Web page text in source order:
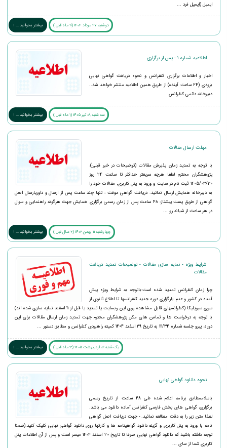
ایمیل (ایمیل فرد ...
دوشنبه 27 مرداد 1404 (11 ماه قبل ) بیشتر بخوانید ... !
اطلاعیه شماره ۱ - پس از برگزاری
اخبار و اطلاعات برگزاری کنفرانس و نحوه دریافت گواهی نهایی
بزودی (۲۴ ساعت آینده) از طریق همین اطلاعیه منتشر خواهد شد..
دبیرخانه دائمی کنفرانس
سه شنبه 09 تیر 1405 (1 ماه قبل ) بیشتر بخوانید ... !
مهلت ارسال مقالات
با توجه به تمدید زمان پذیرش مقالات (توضیحات در خبر قبلی)،
پژوهشگران محترم لطفا هرچه سریعتر حداکثر تا ساعت 24 روز
1405/03/30 ثبت نام در سایت و ورود به پنل کاربری، مقالات خود را
به دبیرخانه همایش ارسال نمائید. دریافت گواهی موقت : تنها چند ساعت پس از ارسال و داوریارسال اصل
گواهی از طریق پست پیشتاز: 48 ساعت پس از زمان رسمی برگزاری همایش جهت هرگونه راهنمایی و سوال
در هر ساعت از شبانه رو ...
چهارشنبه 11 بهمن 1402 (2 سال قبل ) بیشتر بخوانید ... !
شرایط ویژه - نمایه سازی مقالات - توضیحات تمدید دریافت
مقالات
چرا زمان کنفرانس تمدید شده است:باتوجه به شرایط ویژه پیش
آمده در کشور و عدم بارگزاری دوره جدید کنفرانسها تا اطلاع ثانوی از
سوی سیویلیکا (کنفرانسهای قابل مشاهده روی این وبسایت یا تمدید یا قبل از 11 اسفند نمایه سازی شده اند)
با توجه به درخواست ها و تماس های مکرر پژوهشگران محترم جهت تمدید زمان ارسال مقالات برای این
دوره، پیرو جلسه شماره 111/34 به تاریخ 29 اسفند 1404 کمیته راهبردی کنفرانس و مطابق دستور ...
یک شنبه 06 اردیبهشت 1405 (3 ماه قبل ) بیشتر بخوانید ... !
نحوه دانلود گواهی نهایی
باسلاممطابق برنامه اعلام شده طی 48 ساعت از تاریخ رسمی
برگزاری، گواهی های بخش فارسی کنفرانس آماده دانلود می باشد.
لطفا متن زیر را به دقت مطالعه نمائید. - جهت دریافت اصل گواهی
نامه با ورود به پنل کاربری و گزینه دانلود گواهینامه ها و کارتها روی دانلود گواهی نهایی کلیک کنید.(ضمنا
توجه داشته باشید که دانلود گواهی نهایی صرفا تا تاریخ 20 اسفند 1404 میسر است و پس از آن اطلاعات پنل
کاربری شما از سای ...